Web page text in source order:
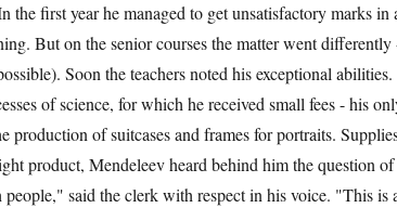
first year he managed to get unsatisfactory marks in
But on the senior courses the matter went differently
Soon the teachers noted his exceptional abilities.
of science, for which he received small fees - his
of suitcases and frames for portraits.
product, Mendeleev heard behind him the question of
said the clerk with respect in his voice. "This is